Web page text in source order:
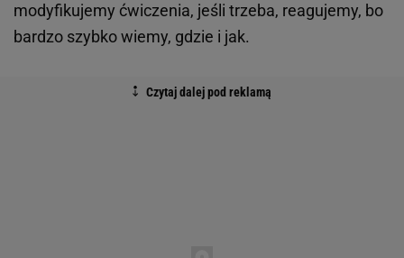
modyfikujemy ćwiczenia, jeśli trzeba, reagujemy, bo
bardzo szybko wiemy, gdzie i jak.